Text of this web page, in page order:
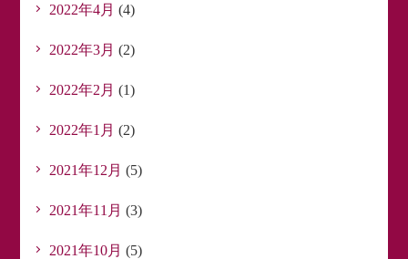
2022年4月 (4)
2022年3月 (2)
2022年2月 (1)
2022年1月 (2)
2021年12月 (5)
2021年11月 (3)
2021年10月 (5)